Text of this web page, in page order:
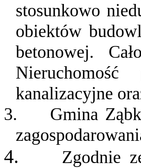
stosunkowo
obiektów
betonowej.
Nieruchomość
kanalizacyjne
3.
Gmina
4.
Zgodnie